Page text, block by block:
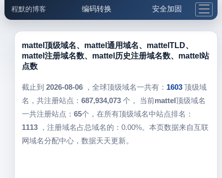
程默的博客 编码转换 安全加固
邮件工具 生活便民 更多工具
5.1支付宝大红包
mattel顶级域名、mattel通用域名、mattelTLD、
mattel注册域名数、mattel历史注册域名数、mattel站
点数
截止到 2026-08-06，全球顶级域名一共有： 1603 顶级域
名，共注册站点： 687,934,073 个， 当前mattel顶级域名
一共注册站点： 65个，在所有顶级域名中站点排名：
1113，注册域名占总域名的：0.00%。本页数据来自互联
网域名分配中心，数据天天更新。